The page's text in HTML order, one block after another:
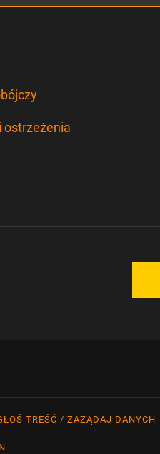
ostrzeżenia
TREŚĆ / ZAŻĄDAJ DANYCH